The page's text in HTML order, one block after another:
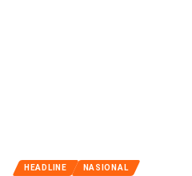
HEADLINE NASIONAL